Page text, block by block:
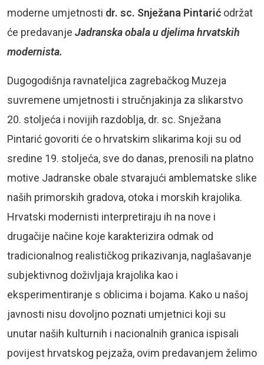
moderne umjetnosti dr. sc. Snježana Pintarić održat
će predavanje Jadranska obala u djelima hrvatskih
modernista.
Dugogodišnja ravnateljica zagrebačkog Muzeja
suvremene umjetnosti i stručnjakinja za slikarstvo
20. stoljeća i novijih razdoblja, dr. sc. Snježana
Pintarić govoriti će o hrvatskim slikarima koji su od
sredine 19. stoljeća, sve do danas, prenosili na platno
motive Jadranske obale stvarajući amblematske slike
naših primorskih gradova, otoka i morskih krajolika.
Hrvatski modernisti interpretiraju ih na nove i
drugačije načine koje karakterizira odmak od
tradicionalnog realističkog prikazivanja, naglašavanje
subjektivnog doživljaja krajolika kao i
eksperimentiranje s oblicima i bojama. Kako u našoj
javnosti nisu dovoljno poznati umjetnici koji su
unutar naših kulturnih i nacionalnih granica ispisali
povijest hrvatskog pejzaža, ovim predavanjem želimo